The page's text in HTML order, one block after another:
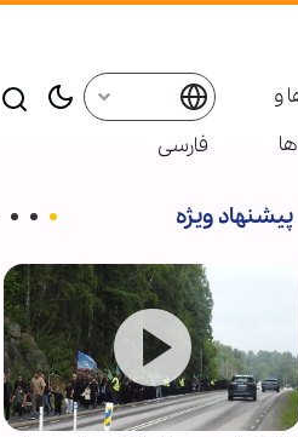
و
فارسی
پیشنهاد ویژه